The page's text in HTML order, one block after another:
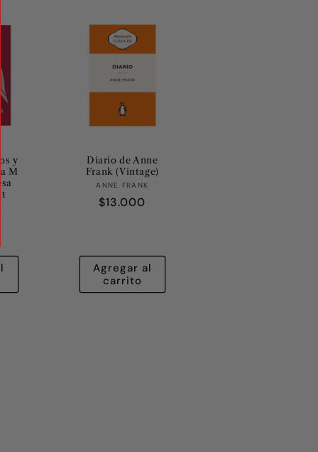
y
M
Diario de Anne
Frank (Vintage)
Proveedor:
ANNE FRANK
Precio
$13.000
Agregar al
carrito